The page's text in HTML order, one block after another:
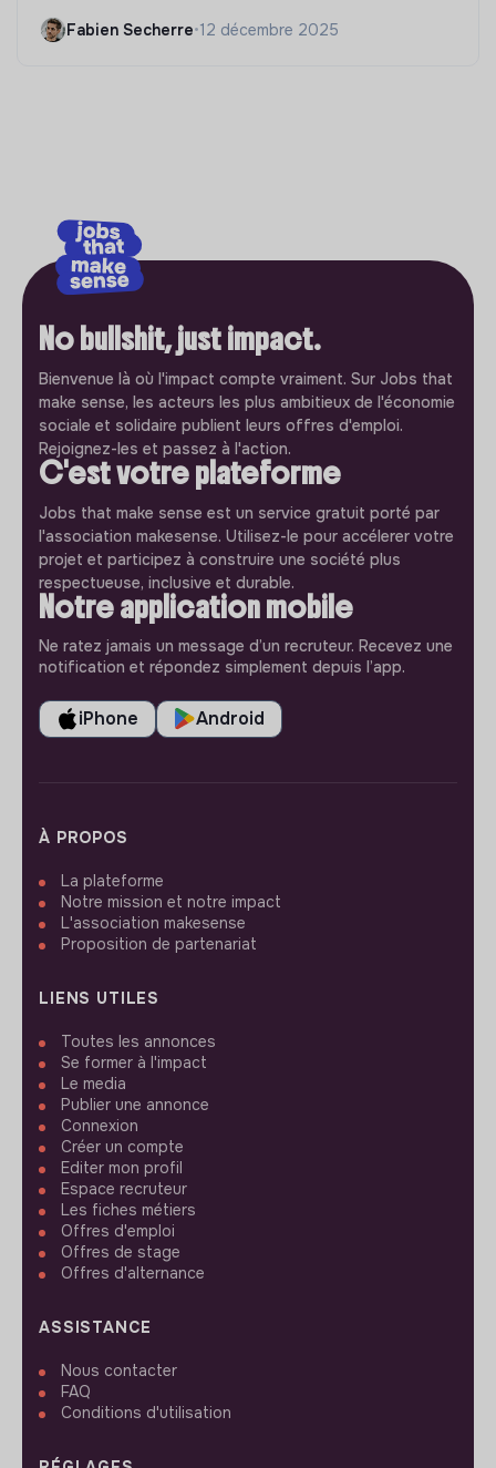
Fabien Secherre•12 décembre 2025
No bullshit, just impact.
Bienvenue là où l'impact compte vraiment. Sur Jobs that
make sense, les acteurs les plus ambitieux de l'économie
sociale et solidaire publient leurs offres d'emploi.
Rejoignez-les et passez à l'action.
C'est votre plateforme
Jobs that make sense est un service gratuit porté par
l'association makesense. Utilisez-le pour accélerer votre
projet et participez à construire une société plus
respectueuse, inclusive et durable.
Notre application mobile
Ne ratez jamais un message d’un recruteur. Recevez une
notification et répondez simplement depuis l’app.
iPhone Android
À PROPOS
La plateforme
Notre mission et notre impact
L'association makesense
Proposition de partenariat
LIENS UTILES
Toutes les annonces
Se former à l'impact
Le media
Publier une annonce
Connexion
Créer un compte
Editer mon profil
Espace recruteur
Les fiches métiers
Offres d'emploi
Offres de stage
Offres d'alternance
ASSISTANCE
Nous contacter
FAQ
Conditions d'utilisation